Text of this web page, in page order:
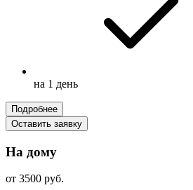
на 1 день
Подробнее
Оставить заявку
На дому
от 3500 руб.